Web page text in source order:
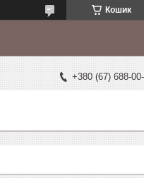
Кошик
+380 (67) 688-